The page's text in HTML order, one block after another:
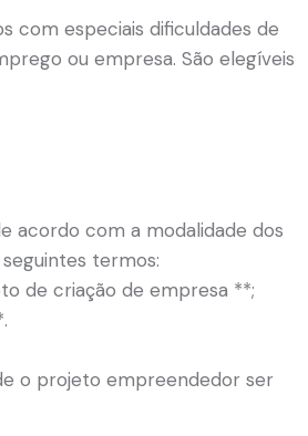
com especiais dificuldades de
ou empresa. São elegíveis
acordo com a modalidade dos
termos:
de criação de empresa **;
o projeto empreendedor ser